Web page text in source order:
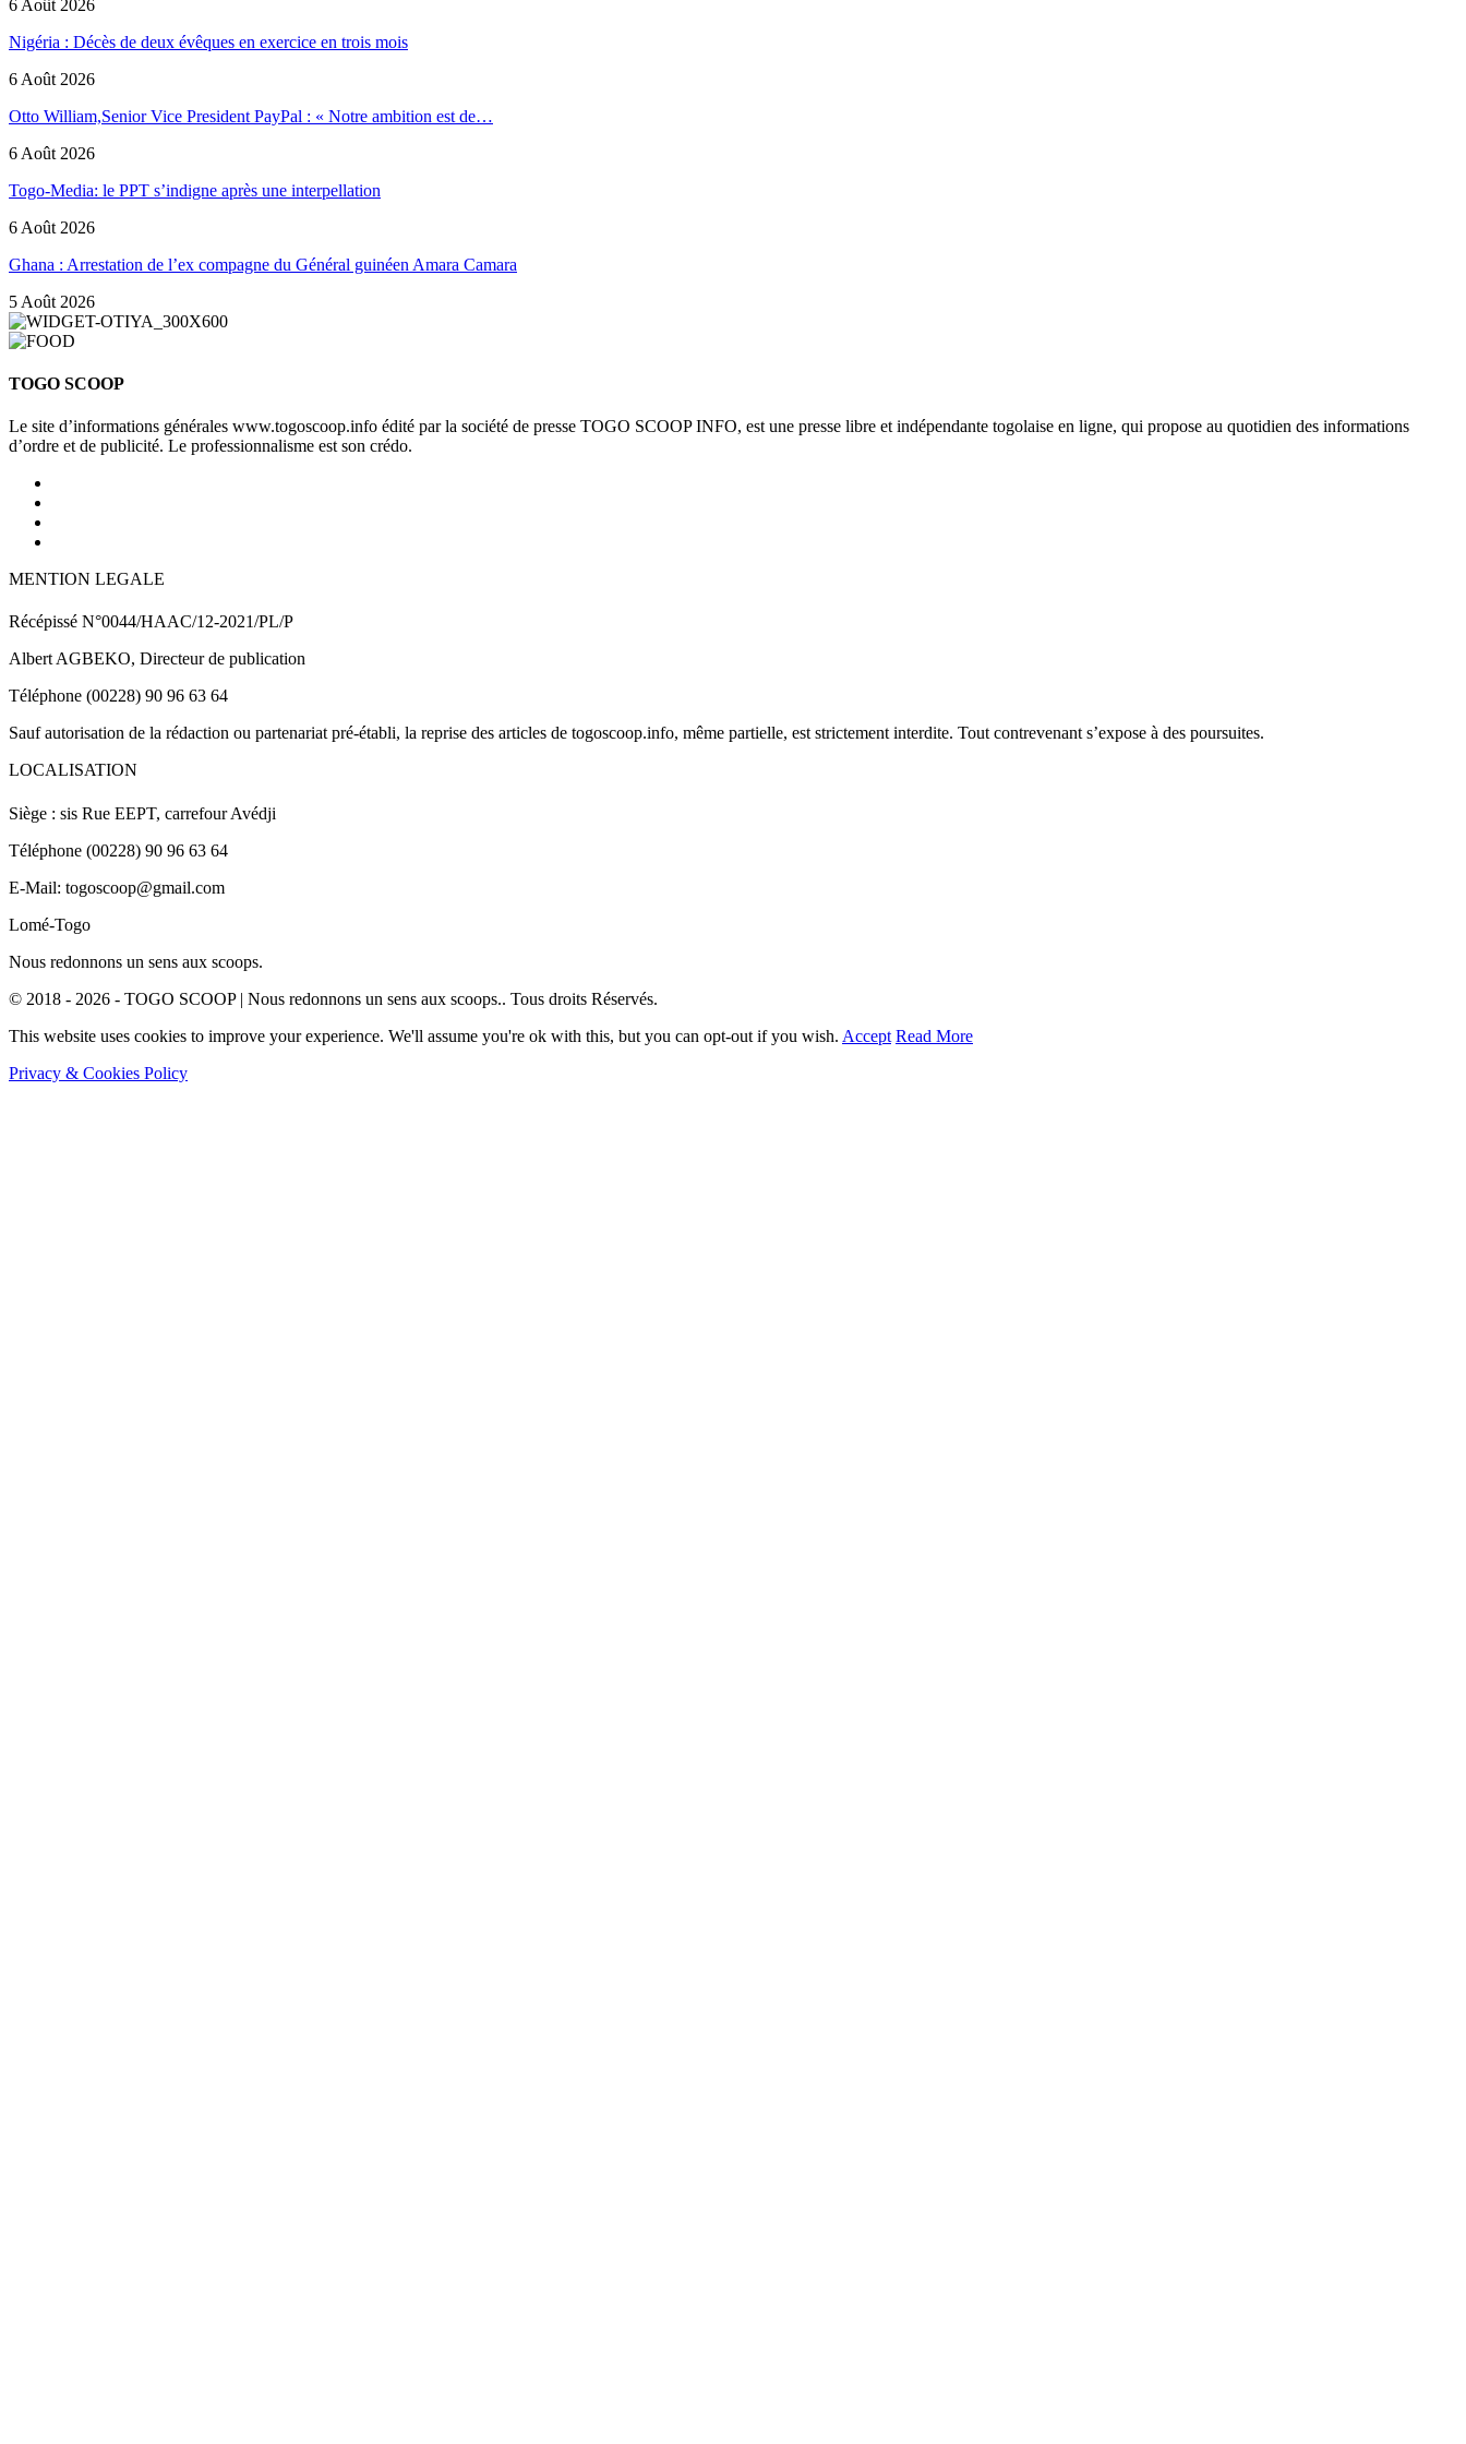
6 Août 2026
Nigéria : Décès de deux évêques en exercice en trois mois
6 Août 2026
Otto William,Senior Vice President PayPal : « Notre ambition est de…
6 Août 2026
Togo-Media: le PPT s’indigne après une interpellation
6 Août 2026
Ghana : Arrestation de l’ex compagne du Général guinéen Amara Camara
5 Août 2026
TOGO SCOOP
Le site d’informations générales www.togoscoop.info édité par la société de presse TOGO SCOOP INFO, est une presse libre et indépendante togolaise en ligne, qui propose au quotidien des informations
d’ordre et de publicité. Le professionnalisme est son crédo.
MENTION LEGALE
Récépissé N°0044/HAAC/12-2021/PL/P
Albert AGBEKO, Directeur de publication
Téléphone (00228) 90 96 63 64
Sauf autorisation de la rédaction ou partenariat pré-établi, la reprise des articles de togoscoop.info, même partielle, est strictement interdite. Tout contrevenant s’expose à des poursuites.
LOCALISATION
Siège : sis Rue EEPT, carrefour Avédji
Téléphone (00228) 90 96 63 64
E-Mail: togoscoop@gmail.com
Lomé-Togo
Nous redonnons un sens aux scoops.
© 2018 - 2026 - TOGO SCOOP | Nous redonnons un sens aux scoops.. Tous droits Réservés.
This website uses cookies to improve your experience. We'll assume you're ok with this, but you can opt-out if you wish. Accept Read More
Privacy & Cookies Policy